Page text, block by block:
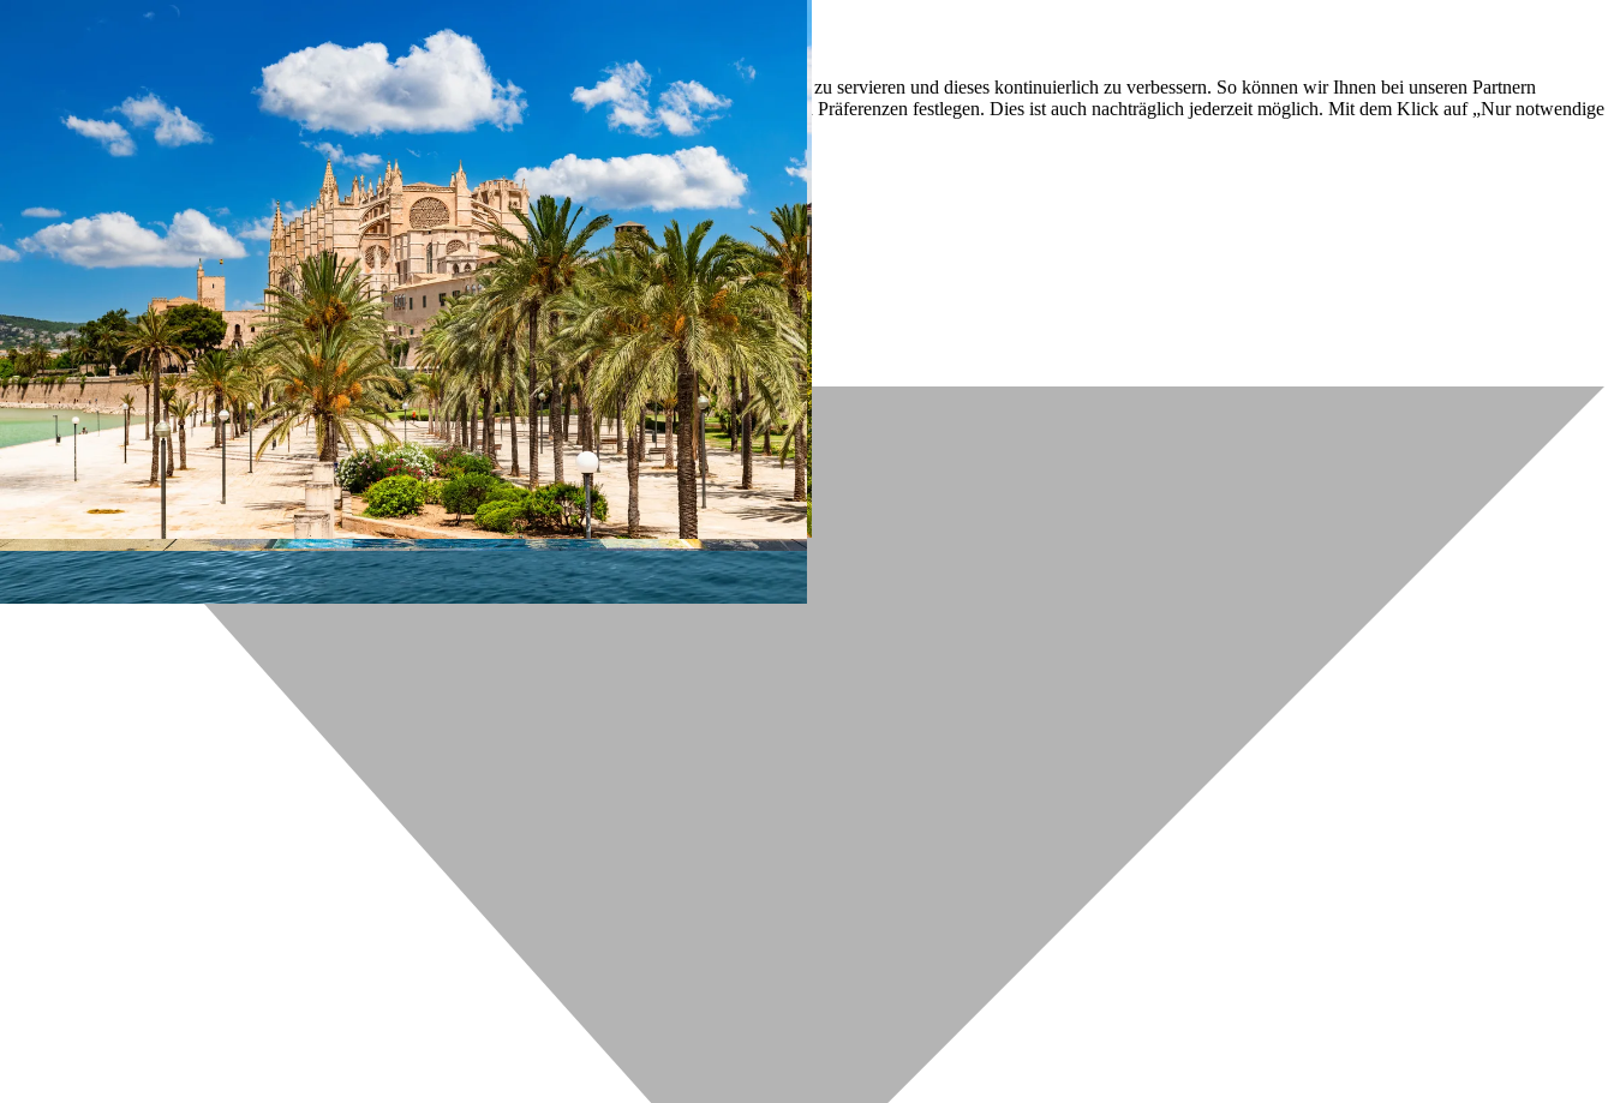
Nur notwendige Cookies
Mit dem Klick auf „geht klar” ermöglichen Sie uns Ihnen über Cookies ein verbessertes Nutzungserlebnis zu servieren und dieses kontinuierlich zu verbessern. So können wir Ihnen bei unseren Partnern
personalisierte Werbung und passende Angebote anzeigen. Über „anpassen” können Sie Ihre persönlichen Präferenzen festlegen. Dies ist auch nachträglich jederzeit möglich. Mit dem Klick auf „Nur notwendige
Cookies” werden lediglich technisch notwendige Cookies gespeichert.
Geht klar
« zurück
Ihre Cookie-Präferenzen verwalten
Wählen Sie, welche Cookies Sie auf check24.de akzeptieren.
Die Cookierichtlinie finden Siehier.
Notwendig